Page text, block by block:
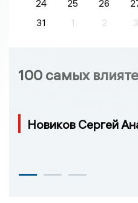
24 25 26
31
1 2 3
100 самых
Новиков Сергей